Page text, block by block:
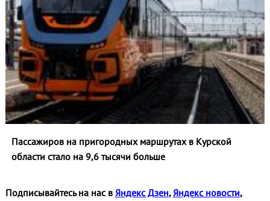
Пассажиров на пригородных маршрутах в Курской
области стало на 9,6 тысячи больше
Подписывайтесь на нас в Яндекс Дзен,Яндекс новости,